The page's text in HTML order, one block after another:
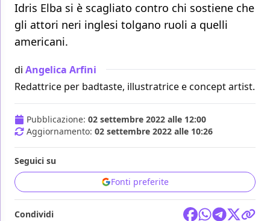
Idris Elba si è scagliato contro chi sostiene che
gli attori neri inglesi tolgano ruoli a quelli
americani.
di Angelica Arfini
Redattrice per badtaste, illustratrice e concept artist.
Pubblicazione: 02 settembre 2022 alle 12:00
Aggiornamento: 02 settembre 2022 alle 10:26
Seguici su
Fonti preferite
Condividi